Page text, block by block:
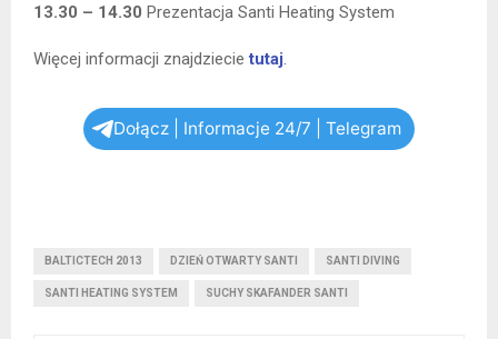
13.30 – 14.30 Prezentacja Santi Heating System
Więcej informacji znajdziecietutaj.
Dołącz | Informacje 24/7 | Telegram
BALTICTECH 2013 DZIEŃ OTWARTY SANTI SANTI DIVING
SANTI HEATING SYSTEM SUCHY SKAFANDER SANTI